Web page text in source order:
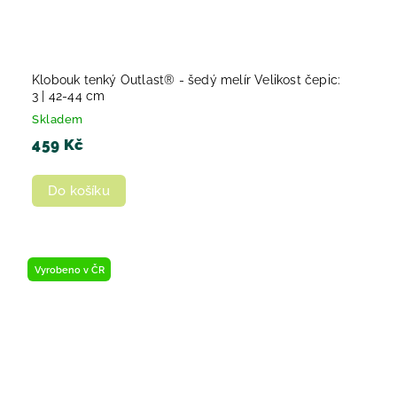
Klobouk tenký Outlast® - šedý melír Velikost čepic:
3 | 42-44 cm
Skladem
459 Kč
Do košíku
Vyrobeno v ČR